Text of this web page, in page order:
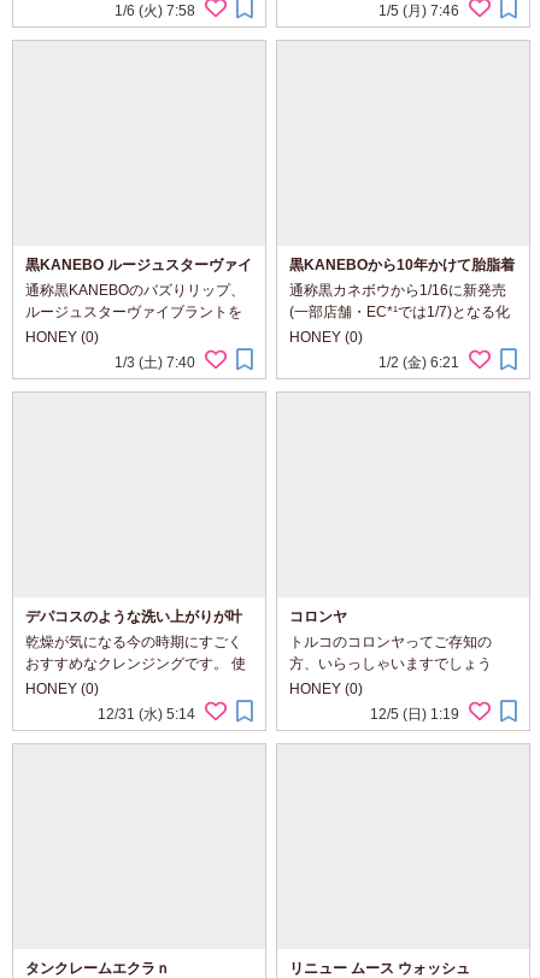
ウティント」をご紹介。 水光のよ
うにきらきら光るツヤ膜で、ラッ
1/6 (火) 7:58
始まったときはちょっとゆらいだ
けど、それ以外は実は好調で💗 ア
1/5 (月) 7:46
黒KANEBO ルージュスターヴァイ
ブラント V02なら上品と色気の両
立が叶う
通称黒KANEBOのバズりリップ、
ルージュスターヴァイブラントを
ご紹介。 生命感を吹き込むかのよ
うな鮮やかな血色感が持続するよ
うな設計が施されているため、パ
HONEY (0)
1/3 (土) 7:40
黒KANEBOから10年かけて胎脂着
想成分を配合した化粧水、ジェネ
レイティング エッセンシャルズ
が誕生
通称黒カネボウから1/16に新発売
(一部店舗・EC*¹では1/7)となる化
粧水、「ジェネレイティング エ
ッセンシャルズ」をKANEBOさま
からいただきました。 黒カネボウ
HONEY (0)
1/2 (金) 6:21
デパコスのような洗い上がりが叶
うちふれ クレンジング バーム
乾燥が気になる今の時期にすごく
おすすめなクレンジングです。 使
ってみて感じたのはとろけるのが
早くて、溶け残りがない！という
こと。 バームって気温が低かった
HONEY (0)
12/31 (水) 5:14
コロンヤ
トルコのコロンヤってご存知の
方、いらっしゃいますでしょう
か。 香りがついたアルコールなん
ですけど、トルコではレストラン
で食事が終わった後とか誰かのお
HONEY (0)
12/5 (日) 1:19
タンクレームエクラｎ
リニュー ムース ウォッシュ